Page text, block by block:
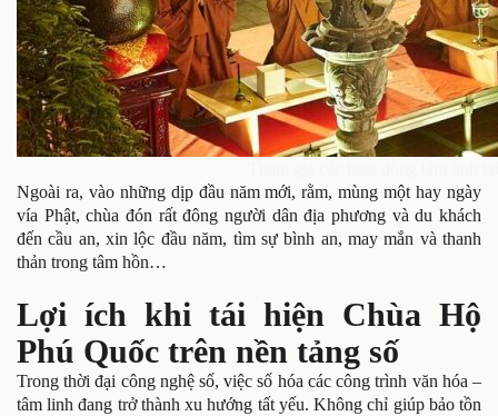
Ngoài ra, vào những dịp đầu năm mới, rằm, mùng một hay ngày
vía Phật, chùa đón rất đông người dân địa phương và du khách
đến cầu an, xin lộc đầu năm, tìm sự bình an, may mắn và thanh
thản trong tâm hồn…
Lợi ích khi tái hiện Chùa Hộ
Phú Quốc trên nền tảng số
Trong thời đại công nghệ số, việc số hóa các công trình văn hóa –
tâm linh đang trở thành xu hướng tất yếu. Không chỉ giúp bảo tồn